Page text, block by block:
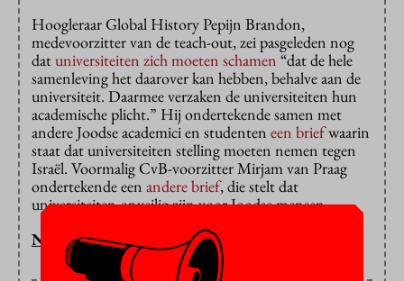
Hoogleraar Global History Pepijn Brandon,
medevoorzitter van de teach-out, zei pasgeleden nog
datuniversiteiten zich moeten schamen “dat de hele
samenleving het daarover kan hebben, behalve aan de
universiteit. Daarmee verzaken de universiteiten hun
academische plicht.” Hij ondertekende samen met
andere Joodse academici en studenten een briefwaarin
staat dat universiteiten stelling moeten nemen tegen
Israël. Voormalig CvB-voorzitter Mirjam van Praag
ondertekende een andere brief, die stelt dat
universiteiten onveilig zijn voor Joodse mensen.
NOUR KHAMIS